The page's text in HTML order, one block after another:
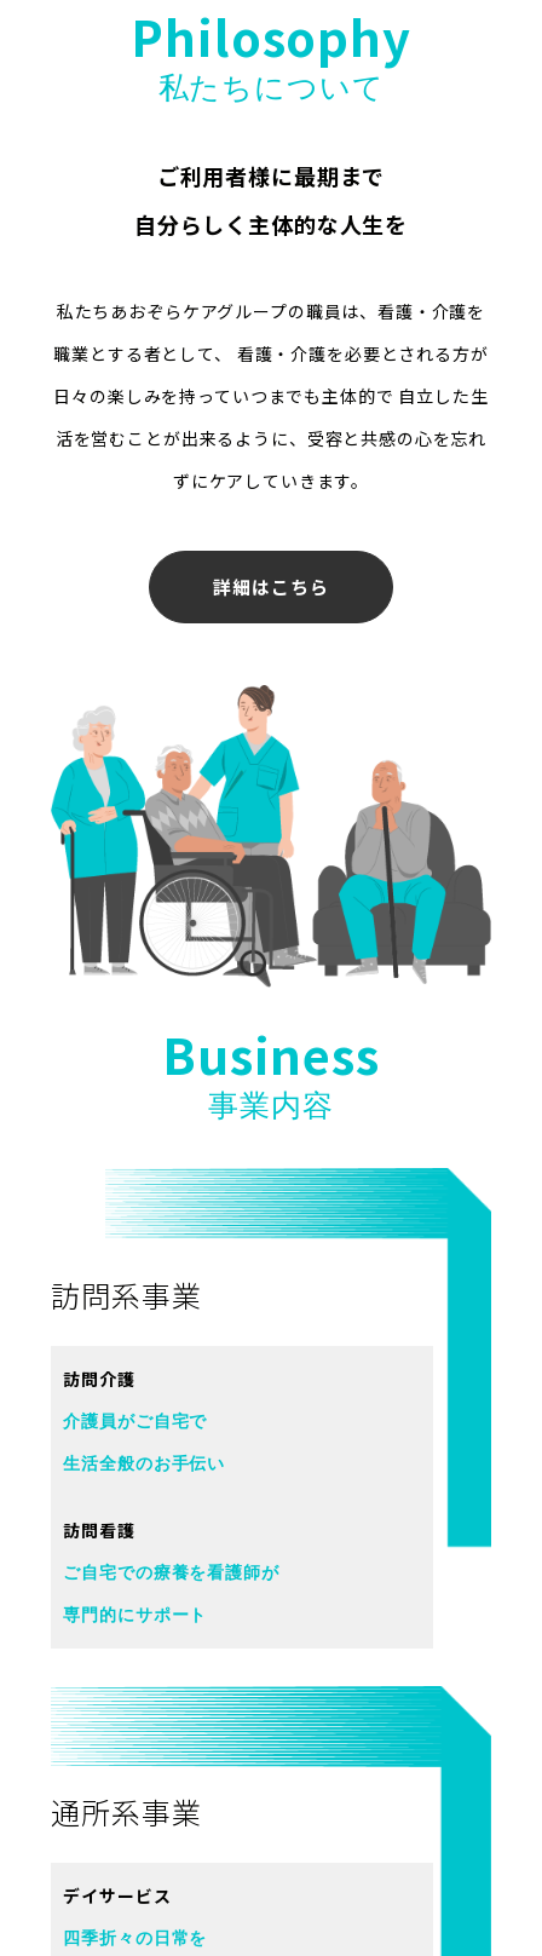
Philosophy
私たちについて
ご利用者様に最期まで
自分らしく主体的な人生を
私たちあおぞらケアグループの職員は、看護・介護を
職業とする者として、
看護・介護を必要とされる方が
日々の楽しみを持っていつまでも主体的で 自立した生
活を営むことが出来るように、受容と共感の心を忘れ
ずにケアしていきます。
詳細はこちら
Business
事業内容
訪問系事業
訪問介護
介護員がご自宅で
生活全般のお手伝い
訪問看護
ご自宅での療養を看護師が
専門的にサポート
通所系事業
デイサービス
四季折々の日常を